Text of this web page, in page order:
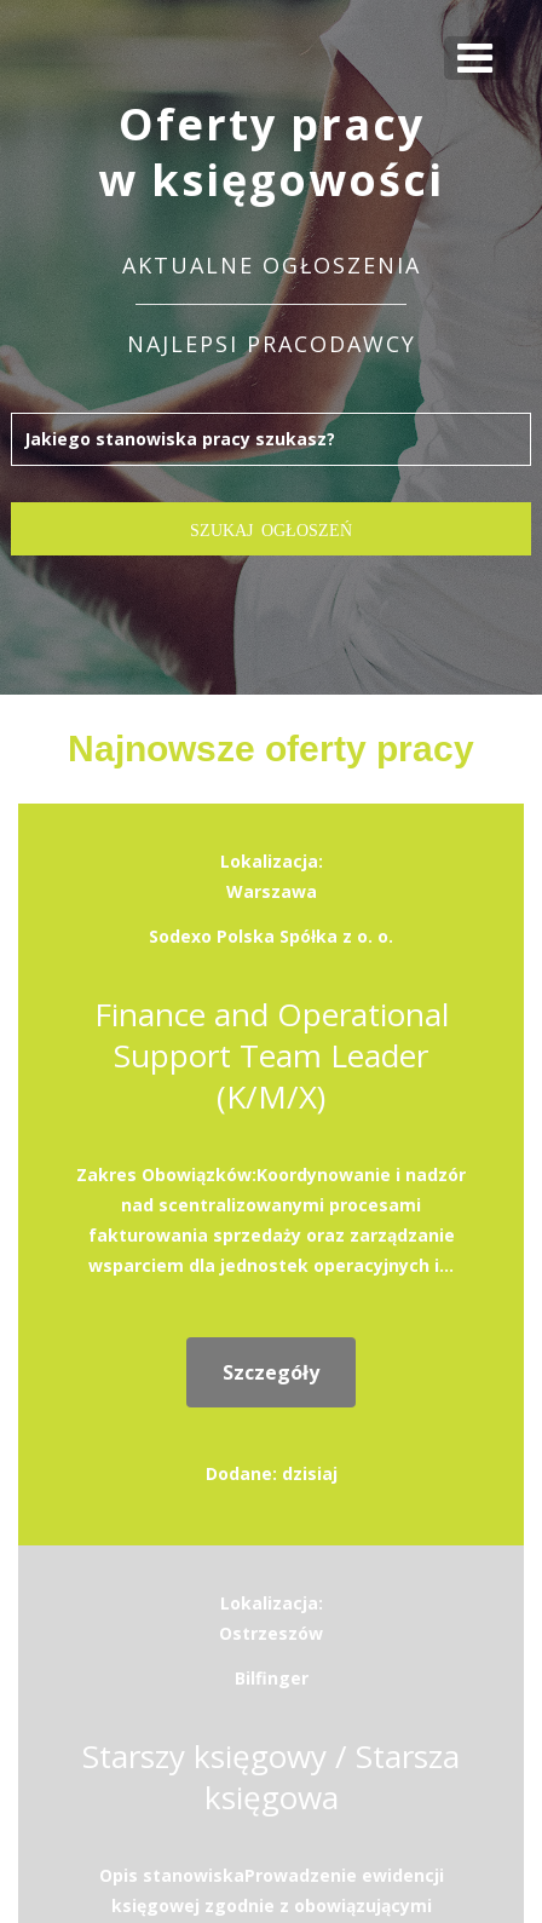
Oferty pracy
w księgowości
AKTUALNE OGŁOSZENIA
NAJLEPSI PRACODAWCY
Najnowsze oferty pracy
Lokalizacja:
Warszawa
Sodexo Polska Spółka z o. o.
Finance and Operational
Support Team Leader
(K/M/X)
Zakres Obowiązków:Koordynowanie i nadzór
nad scentralizowanymi procesami
fakturowania sprzedaży oraz zarządzanie
wsparciem dla jednostek operacyjnych i...
Szczegóły
Dodane: dzisiaj
Lokalizacja:
Ostrzeszów
Bilfinger
Starszy księgowy / Starsza
księgowa
Opis stanowiskaProwadzenie ewidencji
księgowej zgodnie z obowiązującymi